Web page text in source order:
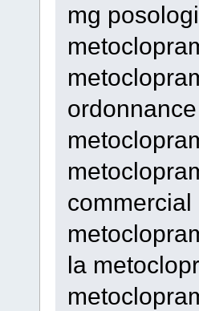
mg
ordonnance
commercial
la